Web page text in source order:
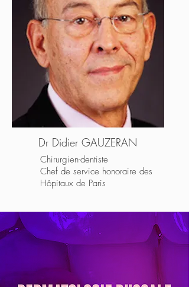
Dr Didier GAUZERAN
Chirurgien-dentiste
Chef de service honoraire des
Hôpitaux de Paris